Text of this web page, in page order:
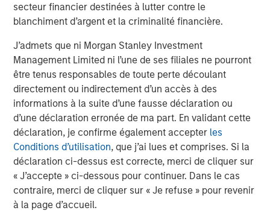
secteur financier destinées à lutter contre le
blanchiment d’argent et la criminalité financière.
J’admets que ni Morgan Stanley Investment
Management Limited ni l’une de ses filiales ne pourront
être tenus responsables de toute perte découlant
directement ou indirectement d’un accès à des
informations à la suite d’une fausse déclaration ou
d’une déclaration erronée de ma part. En validant cette
déclaration, je confirme également accepter les
Conditions d’utilisation, que j’ai lues et comprises. Si la
déclaration ci-dessus est correcte, merci de cliquer sur
« J’accepte » ci-dessous pour continuer. Dans le cas
contraire, merci de cliquer sur « Je refuse » pour revenir
à la page d’accueil.
The MSIM Quantitative Duration
Strategy Model: A Factor-Based
Approach to Managing Interest Rates
Anton Heese and Matas Vala explore the
Quantitative Duration Strategy Model, one of the
proprietary tools the team uses to enhance their
investment process, as it helps provide structure
and rigour with identifying and processing
relevant and important data.
5 AOÛT 2026